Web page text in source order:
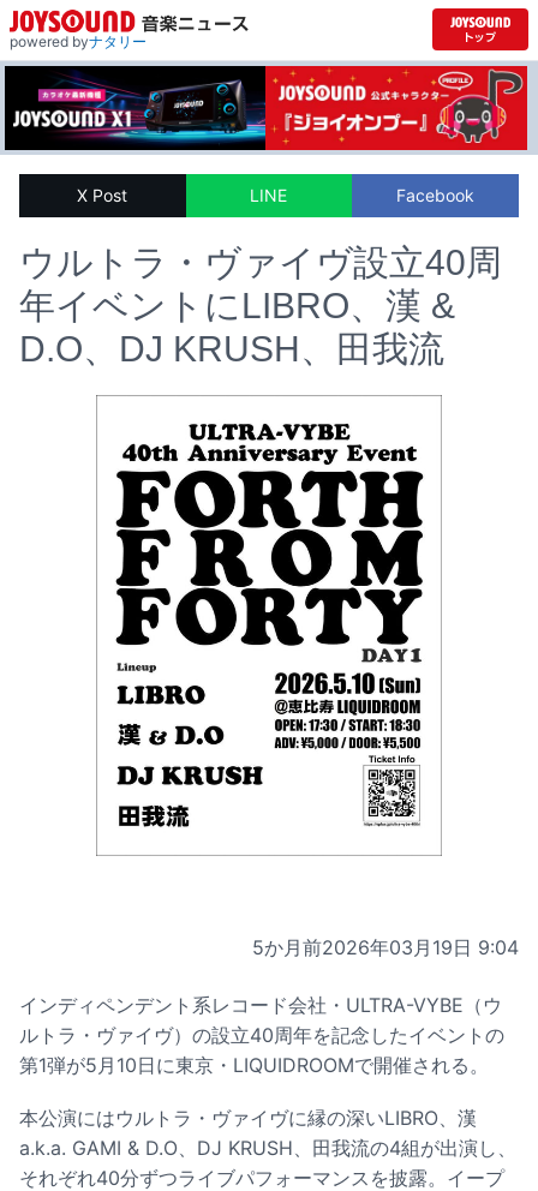
powered byナタリー
X Post LINE Facebook
ウルトラ・ヴァイヴ設立40周
年イベントにLIBRO、漢 &
D.O、DJ KRUSH、田我流
5か月前2026年03月19日 9:04
インディペンデント系レコード会社・ULTRA-VYBE（ウ
ルトラ・ヴァイヴ）の設立40周年を記念したイベントの
第1弾が5月10日に東京・LIQUIDROOMで開催される。
本公演にはウルトラ・ヴァイヴに縁の深いLIBRO、漢
a.k.a. GAMI & D.O、DJ KRUSH、田我流の4組が出演し、
それぞれ40分ずつライブパフォーマンスを披露。イープ